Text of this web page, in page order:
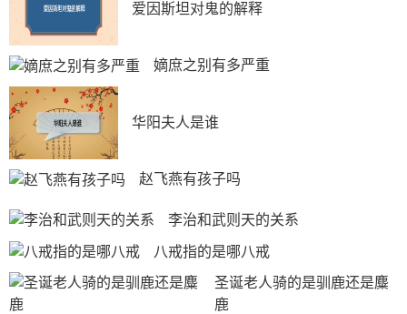
(二)为满淫欲，铤而走险
受不了绿帽压力而使野性子，便想出个她认为极保险的法
子，那就是把裴和尚请到家里来，光明正大且名正言顺，
不会引起人们的注意。这一招可谓是胆大包天，一局险
棋，不记得那位哲人曾经说过：女人要是胆大起来，连男
人不敢做的事她都敢做。
场，不枉夫妻一场，老爷子哪知女儿有这种花花肠子呢!
还认为女儿挺有情义呢!就按她的授意跑到报恩寺请来大
和尚裴如海，几天道场一做，让人跌镜的是裴和尚竟然认
潘老爷子做了干爹，这样一来潘巧云和他就成了兄妹。
爱因斯坦对鬼的解释
嫡庶之别有多严重
华阳夫人是谁
赵飞燕有孩子吗
李治和武则天的关系
八戒指的是哪八戒
圣诞老人骑的是驯鹿还是麋
鹿